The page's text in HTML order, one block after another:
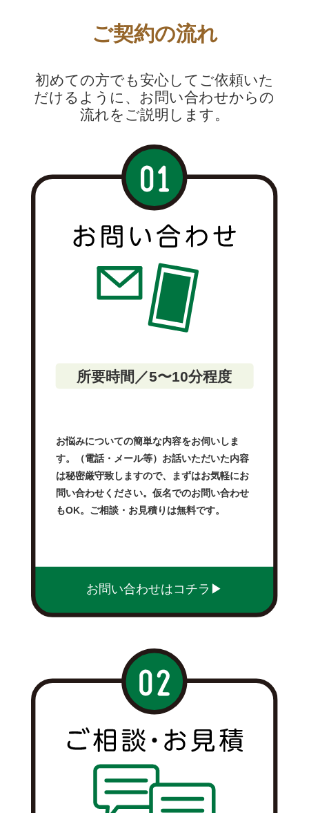
ご契約の流れ
初めての方でも安心してご依頼いた
だけるように、お問い合わせからの
流れをご説明します。
所要時間／5〜10分程度
お悩みについての簡単な内容をお伺いしま
す。（電話・メール等）お話いただいた内容
は秘密厳守致しますので、まずはお気軽にお
問い合わせください。仮名でのお問い合わせ
もOK。ご相談・お見積りは無料です。
お問い合わせはコチラ▶︎